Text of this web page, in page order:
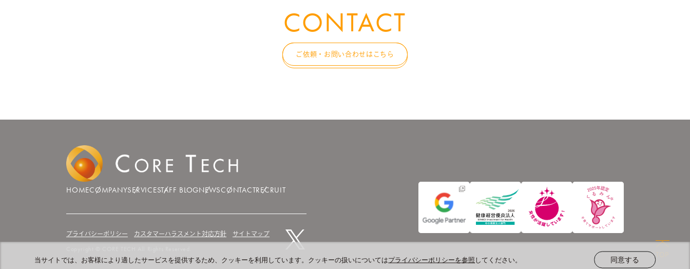
CONTACT
ご依頼・お問い合わせはこちら
HOMECOMPANYSERVICESTAFF BLOGNEWSCONTACTRECRUIT
プライバシーポリシー カスタマーハラスメント対応方針 サイトマップ
当サイトでは、お客様により適したサービスを提供するため、クッキーを利用しています。クッキーの扱いについてはプライバシーポリシーを参照 してください。 同意する